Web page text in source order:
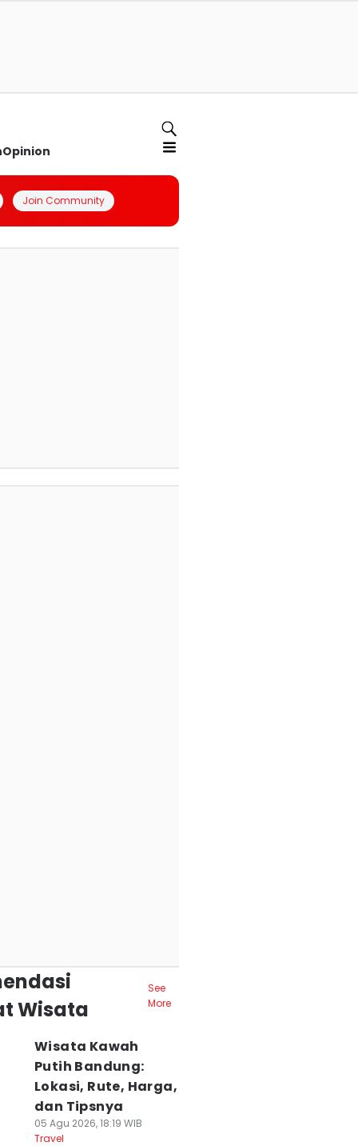
Opinion
Join Community
Wisata
See
More
Wisata Kawah
Putih Bandung:
Lokasi, Rute, Harga,
dan Tipsnya
05 Agu 2026, 18:19 WIB
Travel